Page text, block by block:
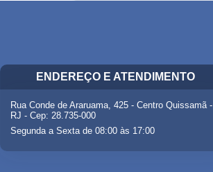
ENDEREÇO E ATENDIMENTO
Rua Conde de Araruama, 425 - Centro Quissamã -
RJ - Cep: 28.735-000
Segunda a Sexta de 08:00 às 17:00